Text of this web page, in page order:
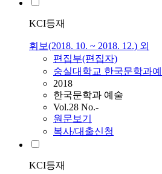
KCI등재
휘보(2018. 10. ~ 2018. 12.) 외
편집부(편집자)
숭실대학교 한국문학과
2018
한국문학과 예술
Vol.28 No.-
원문보기
복사/대출신청
KCI등재